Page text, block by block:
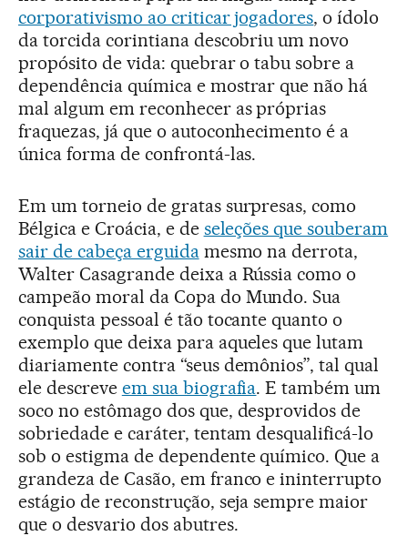
corporativismo ao criticar jogadores, o ídolo
da torcida corintiana descobriu um novo
propósito de vida: quebrar o tabu sobre a
dependência química e mostrar que não há
mal algum em reconhecer as próprias
fraquezas, já que o autoconhecimento é a
única forma de confrontá-las.
Em um torneio de gratas surpresas, como
Bélgica e Croácia, e de seleções que souberam
sair de cabeça erguidamesmo na derrota,
Walter Casagrande deixa a Rússia como o
campeão moral da Copa do Mundo. Sua
conquista pessoal é tão tocante quanto o
exemplo que deixa para aqueles que lutam
diariamente contra “seus demônios”, tal qual
ele descreve em sua biografia. E também um
soco no estômago dos que, desprovidos de
sobriedade e caráter, tentam desqualificá-lo
sob o estigma de dependente químico. Que a
grandeza de Casão, em franco e ininterrupto
estágio de reconstrução, seja sempre maior
que o desvario dos abutres.